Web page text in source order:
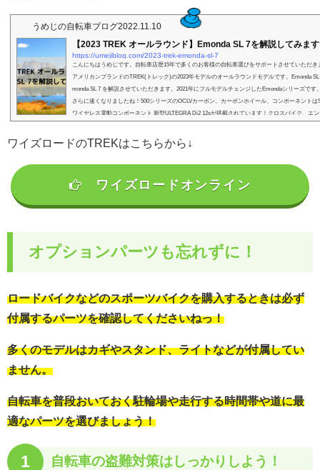
うめじの自転車ブログ2022.11.10
【2023 TREK オールラウンド】Emonda SL 7を解説してみま
https://umejiblog.com/2023-trek-emonda-sl-7
こんにちはうめじです。自転車店歴15年で多くのお客様の自転車選びをサポートさせていただき
アメリカンブランドのTREK(トレック)の2023年モデルのオールラウンドモデルです。Emonda
monda SL 7 を解説させていただきます。2021年にフルモデルチェンジしたEmondaシリーズです
さらに速くなりましたね！500シリーズのOCLVカーボン、カーボンホイール、コンポーネントは
ワイヤレス電動コンポーネント 新型ULTEGRA Di2 12sが搭載されています！クロスバイク、エ
ワイズロードのTREKはこちらから↓
ワイズロードオンライン
オプションパーツも忘れずに！
ロードバイクなどのスポーツバイクを購入するときは必ず
付属するパーツを確認してくださいねっ！
多くのモデルはカギやスタンド、ライトなどが付属してい
ません。
自転車を普段おいておく駐輪場や走行する時間帯や道に最
適なパーツを選びましょう！
1 自転車の盗難対策はしっかりしよう！